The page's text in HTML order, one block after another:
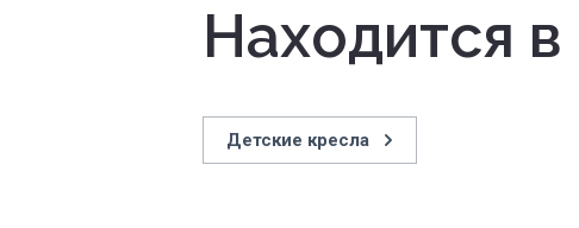
Находится
Детские кресла